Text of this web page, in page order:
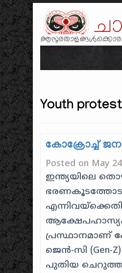
Youth
കോക്രോച്ച്
Posted on May
ഇന്ത്യയിലെ
പ്രസ്ഥാനമാണ്
ജെൻ-സി
പുതിയ